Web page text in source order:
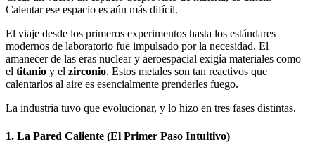
Calentar ese espacio es aún más difícil.
El viaje desde los primeros experimentos hasta los estándares
modernos de laboratorio fue impulsado por la necesidad. El
amanecer de las eras nuclear y aeroespacial exigía materiales como
el titanio y el zirconio. Estos metales son tan reactivos que
calentarlos al aire es esencialmente prenderles fuego.
La industria tuvo que evolucionar, y lo hizo en tres fases distintas.
1. La Pared Caliente (El Primer Paso Intuitivo)